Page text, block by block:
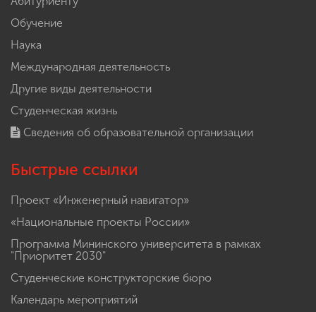
Обучение
Наука
Международная деятельность
Другие виды деятельности
Студенческая жизнь
Сведения об образовательной организации
Быстрые ссылки
Проект «Инженерный навигатор»
«Национальные проекты России»
Программа Мининского университета в рамках
"Приоритет 2030"
Студенческие конструкторские бюро
Календарь мероприятий